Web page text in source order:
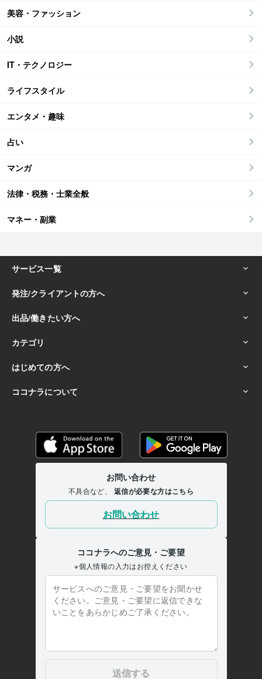
美容・ファッション
小説
IT・テクノロジー
ライフスタイル
エンタメ・趣味
占い
マンガ
法律・税務・士業全般
マネー・副業